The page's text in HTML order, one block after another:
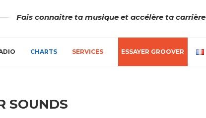
Fais connaître ta musique et accélère ta carrière
CHARTS SERVICES ESSAYER GROOVER
SOUNDS